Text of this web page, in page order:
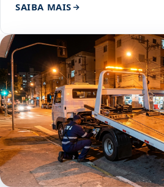
SAIBA MAIS